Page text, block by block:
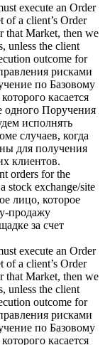
execute an Order
a client’s Order
that Market, then we
unless the client
outcome for
рисками
по Базовому
касается
одного Поручения
исполнять
случаев, когда
для получения
клиентов.
orders for the
stock exchange/site
лицо, которое
продажу
за счет
execute an Order
a client’s Order
that Market, then we
unless the client
outcome for
рисками
по Базовому
касается